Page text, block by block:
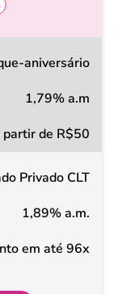
aniversário
1,79% a.m
partir de R$50
Privado CLT
1,89% a.m.
em até 96x